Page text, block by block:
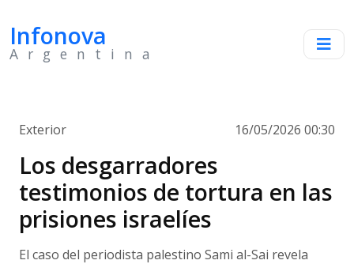
Infonova
Argentina
Exterior 16/05/2026 00:30
Los desgarradores
testimonios de tortura en las
prisiones israelíes
El caso del periodista palestino Sami al-Sai revela